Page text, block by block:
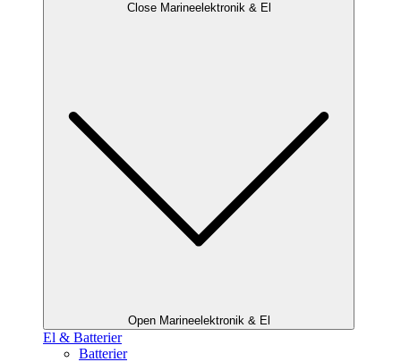
Close Marineelektronik & El
Open Marineelektronik & El
El & Batterier
Batterier